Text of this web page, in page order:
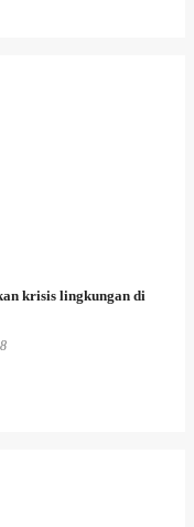
krisis lingkungan di